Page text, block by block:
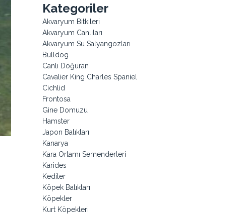
Kategoriler
Akvaryum Bitkileri
Akvaryum Canlıları
Akvaryum Su Salyangozları
Bulldog
Canlı Doğuran
Cavalier King Charles Spaniel
Cichlid
Frontosa
Gine Domuzu
Hamster
Japon Balıkları
Kanarya
Kara Ortamı Semenderleri
Karides
Kediler
Köpek Balıkları
Köpekler
Kurt Köpekleri